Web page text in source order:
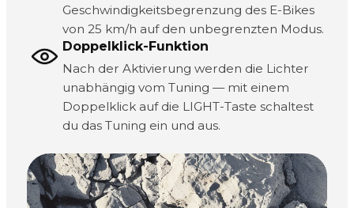
Geschwindigkeitsbegrenzung des E-Bikes
von 25 km/h auf den unbegrenzten Modus.
Doppelklick-Funktion
Nach der Aktivierung werden die Lichter
unabhängig vom Tuning — mit einem
Doppelklick auf die LIGHT-Taste schaltest
du das Tuning ein und aus.